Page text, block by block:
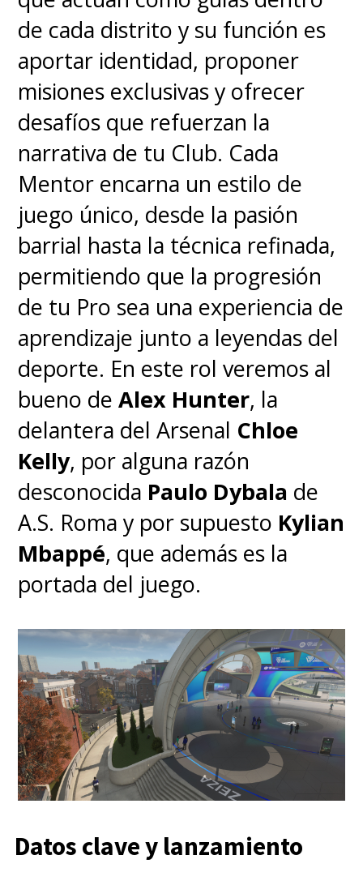
de cada distrito y su función es
aportar identidad, proponer
misiones exclusivas y ofrecer
desafíos que refuerzan la
narrativa de tu Club. Cada
Mentor encarna un estilo de
juego único, desde la pasión
barrial hasta la técnica refinada,
permitiendo que la progresión
de tu Pro sea una experiencia de
aprendizaje junto a leyendas del
deporte. En este rol veremos al
bueno deAlex Hunter, la
delantera del Arsenal Chloe
Kelly, por alguna razón
desconocida Paulo Dybala de
A.S. Roma y por supuesto Kylian
Mbappé, que además es la
portada del juego.
Datos clave y lanzamiento